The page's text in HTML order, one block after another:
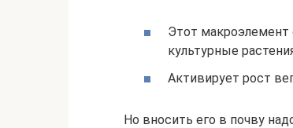
Этот макроэлемент
культурные
Активирует рост
Но вносить его в почву